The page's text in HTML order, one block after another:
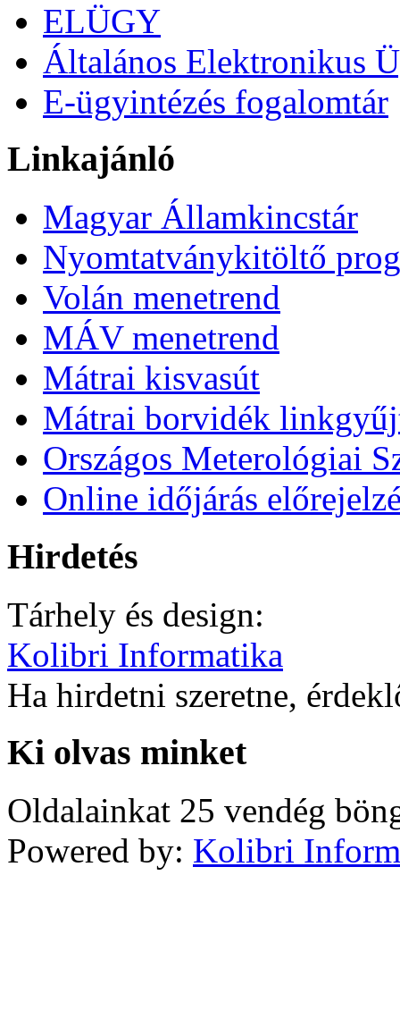
ELÜGY
Általános Elektronikus
E-ügyintézés fogalomtár
Linkajánló
Magyar Államkincstár
Nyomtatványkitöltő
Volán menetrend
MÁV menetrend
Mátrai kisvasút
Mátrai borvidék
Országos Meterológiai
Online időjárás
Hirdetés
Tárhely és design:
Kolibri Informatika
Ha hirdetni szeretne,
Ki olvas minket
Oldalainkat 25 vendég
Powered by: Kolibri